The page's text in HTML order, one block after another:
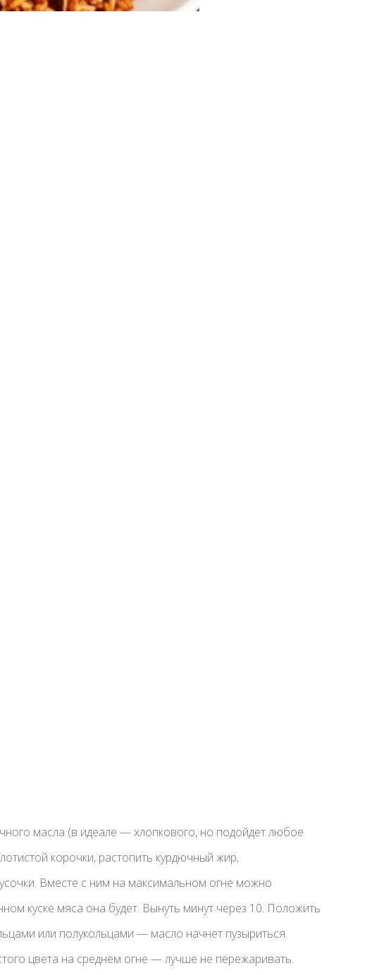
масла (в идеале — хлопкового, но подойдет любое
корочки, растопить курдючный жир,
Вместе с ним на максимальном огне можно
куске мяса она будет. Вынуть минут через 10. Положить
или полукольцами — масло начнет пузыриться.
цвета на среднем огне — лучше не пережаривать.